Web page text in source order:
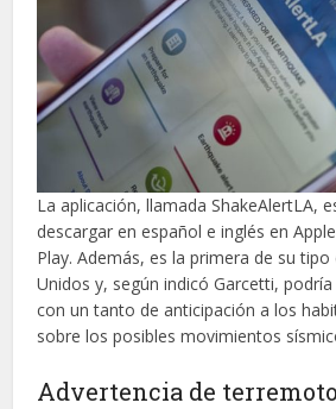
La aplicación, llamada ShakeAlertLA,
descargar en español e inglés en
Play. Además, es la primera de su
Unidos y, según indicó Garcetti,
con un tanto de anticipación a los
sobre los posibles movimientos
Advertencia de terremoto